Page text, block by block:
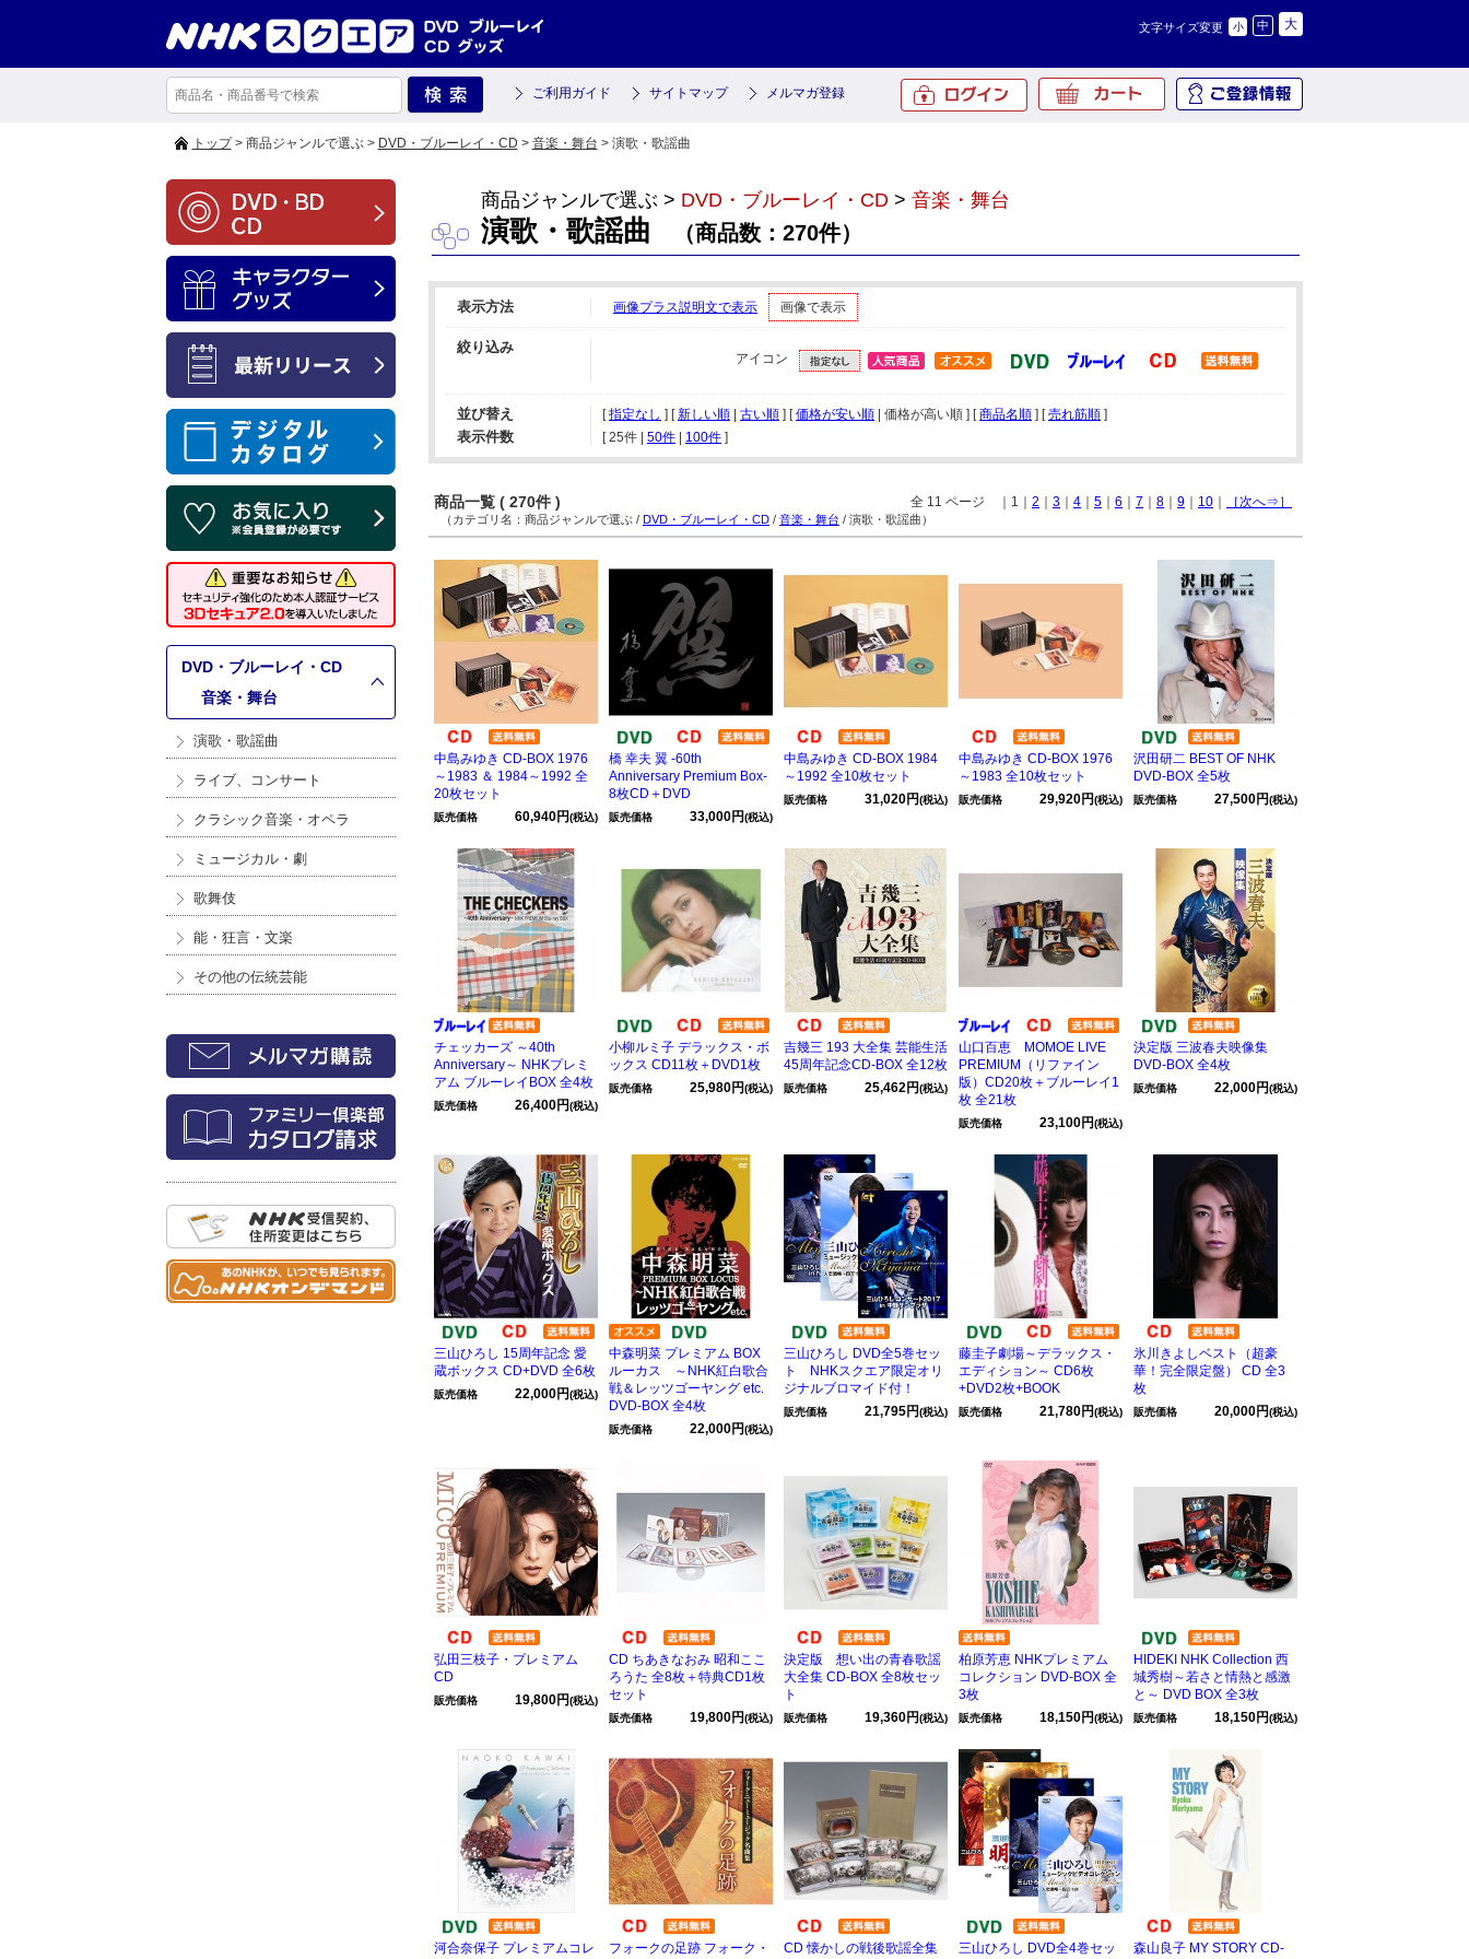
文字サイズ変更 小 中 大
ご利用ガイド サイトマップ メルマガ登録
トップ> 商品ジャンルで選ぶ > DVD・ブルーレイ・CD > 音楽・舞台 > 演歌・歌謡曲
DVD・ブルーレイ・CD
音楽・舞台
演歌・歌謡曲
ライブ、コンサート
クラシック音楽・オペラ
ミュージカル・劇
歌舞伎
能・狂言・文楽
その他の伝統芸能
商品ジャンルで選ぶ > DVD・ブルーレイ・CD > 音楽・舞台
演歌・歌謡曲 （商品数：270件）
表示方法 画像プラス説明文で表示 画像で表示
絞り込み
アイコン
並び替え [指定なし ] [新しい順 古い順 ] [価格が安い順 | 価格が高い順 ] [商品名順 ] [売れ筋順 ]
表示件数 [ 25件 50件 100件 ]
商品一覧 ( 270件 ) 全 11 ページ ｜1｜ 2 3 4 5 6 7 8 9 10 ［次へ⇒］
（カテゴリ名：商品ジャンルで選ぶ / DVD・ブルーレイ・CD / 音楽・舞台 / 演歌・歌謡曲）
中島みゆき CD-BOX 1976
～1983 ＆ 1984～1992 全
20枚セット
販売価格 60,940円(税込)
橋 幸夫 翼 -60th
Anniversary Premium Box-
8枚CD＋DVD
販売価格 33,000円(税込)
中島みゆき CD-BOX 1984
～1992 全10枚セット
販売価格 31,020円(税込)
中島みゆき CD-BOX 1976
～1983 全10枚セット
販売価格 29,920円(税込)
沢田研二 BEST OF NHK
DVD-BOX 全5枚
販売価格 27,500円(税込)
チェッカーズ ～40th
Anniversary～ NHKプレミ
アム ブルーレイBOX 全4枚
販売価格 26,400円(税込)
小柳ルミ子 デラックス・ボ
ックス CD11枚＋DVD1枚
販売価格 25,980円(税込)
吉幾三 193 大全集 芸能生活
45周年記念CD-BOX 全12枚
販売価格 25,462円(税込)
山口百恵 MOMOE LIVE
PREMIUM（リファイン
版）CD20枚＋ブルーレイ1
枚 全21枚
販売価格 23,100円(税込)
決定版 三波春夫映像集
DVD-BOX 全4枚
販売価格 22,000円(税込)
三山ひろし 15周年記念 愛
蔵ボックス CD+DVD 全6枚
販売価格 22,000円(税込)
中森明菜 プレミアム BOX
ルーカス ～NHK紅白歌合
戦＆レッツゴーヤング etc.
DVD-BOX 全4枚
販売価格 22,000円(税込)
三山ひろし DVD全5巻セッ
ト NHKスクエア限定オリ
ジナルブロマイド付！
販売価格 21,795円(税込)
藤圭子劇場～デラックス・
エディション～ CD6枚
+DVD2枚+BOOK
販売価格 21,780円(税込)
氷川きよしベスト（超豪
華！完全限定盤） CD 全3
枚
販売価格 20,000円(税込)
弘田三枝子・プレミアム
CD
販売価格 19,800円(税込)
CD ちあきなおみ 昭和ここ
ろうた 全8枚＋特典CD1枚
セット
販売価格 19,800円(税込)
決定版 想い出の青春歌謡
大全集 CD-BOX 全8枚セッ
ト
販売価格 19,360円(税込)
柏原芳恵 NHKプレミアム
コレクション DVD-BOX 全
3枚
販売価格 18,150円(税込)
HIDEKI NHK Collection 西
城秀樹～若さと情熱と感激
と～ DVD BOX 全3枚
販売価格 18,150円(税込)
河合奈保子 プレミアムコレ
フォークの足跡 フォーク・
CD 懐かしの戦後歌謡全集
三山ひろし DVD全4巻セッ
森山良子 MY STORY CD-